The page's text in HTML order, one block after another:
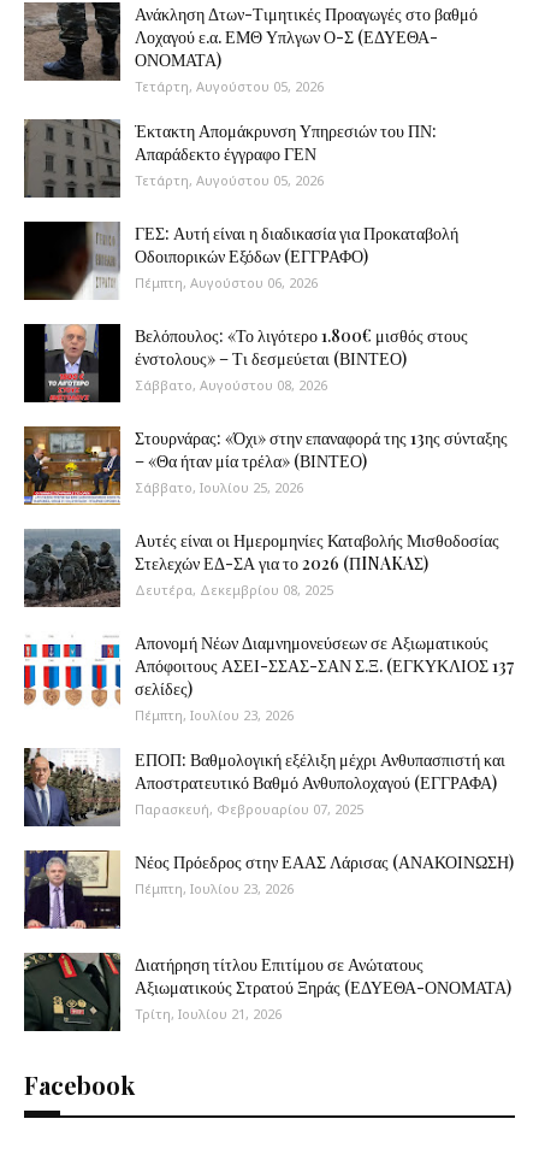
Ανάκληση Δτων-Τιμητικές Προαγωγές στο βαθμό
Λοχαγού ε.α. ΕΜΘ Υπλγων Ο-Σ (ΕΔΥΕΘΑ-
ΟΝΟΜΑΤΑ)
Τετάρτη, Αυγούστου 05, 2026
Έκτακτη Απομάκρυνση Υπηρεσιών του ΠΝ:
Απαράδεκτο έγγραφο ΓΕΝ
Τετάρτη, Αυγούστου 05, 2026
ΓΕΣ: Αυτή είναι η διαδικασία για Προκαταβολή
Οδοιπορικών Εξόδων (ΕΓΓΡΑΦΟ)
Πέμπτη, Αυγούστου 06, 2026
Βελόπουλος: «Το λιγότερο 1.800€ μισθός στους
ένστολους» – Τι δεσμεύεται (ΒΙΝΤΕΟ)
Σάββατο, Αυγούστου 08, 2026
Στουρνάρας: «Όχι» στην επαναφορά της 13ης σύνταξης
– «Θα ήταν μία τρέλα» (ΒΙΝΤΕΟ)
Σάββατο, Ιουλίου 25, 2026
Αυτές είναι οι Ημερομηνίες Καταβολής Μισθοδοσίας
Στελεχών ΕΔ-ΣΑ για το 2026 (ΠINAKAΣ)
Δευτέρα, Δεκεμβρίου 08, 2025
Απονομή Νέων Διαμνημονεύσεων σε Αξιωματικούς
Απόφοιτους ΑΣΕΙ-ΣΣΑΣ-ΣΑΝ Σ.Ξ. (ΕΓΚΥΚΛΙΟΣ 137
σελίδες)
Πέμπτη, Ιουλίου 23, 2026
ΕΠΟΠ: Βαθμολογική εξέλιξη μέχρι Ανθυπασπιστή και
Αποστρατευτικό Βαθμό Ανθυπολοχαγού (ΕΓΓΡΑΦΑ)
Παρασκευή, Φεβρουαρίου 07, 2025
Νέος Πρόεδρος στην ΕΑΑΣ Λάρισας (ΑΝΑΚΟΙΝΩΣΗ)
Πέμπτη, Ιουλίου 23, 2026
Διατήρηση τίτλου Επιτίμου σε Ανώτατους
Αξιωματικούς Στρατού Ξηράς (ΕΔΥΕΘΑ-ΟΝΟΜΑΤΑ)
Τρίτη, Ιουλίου 21, 2026
Facebook